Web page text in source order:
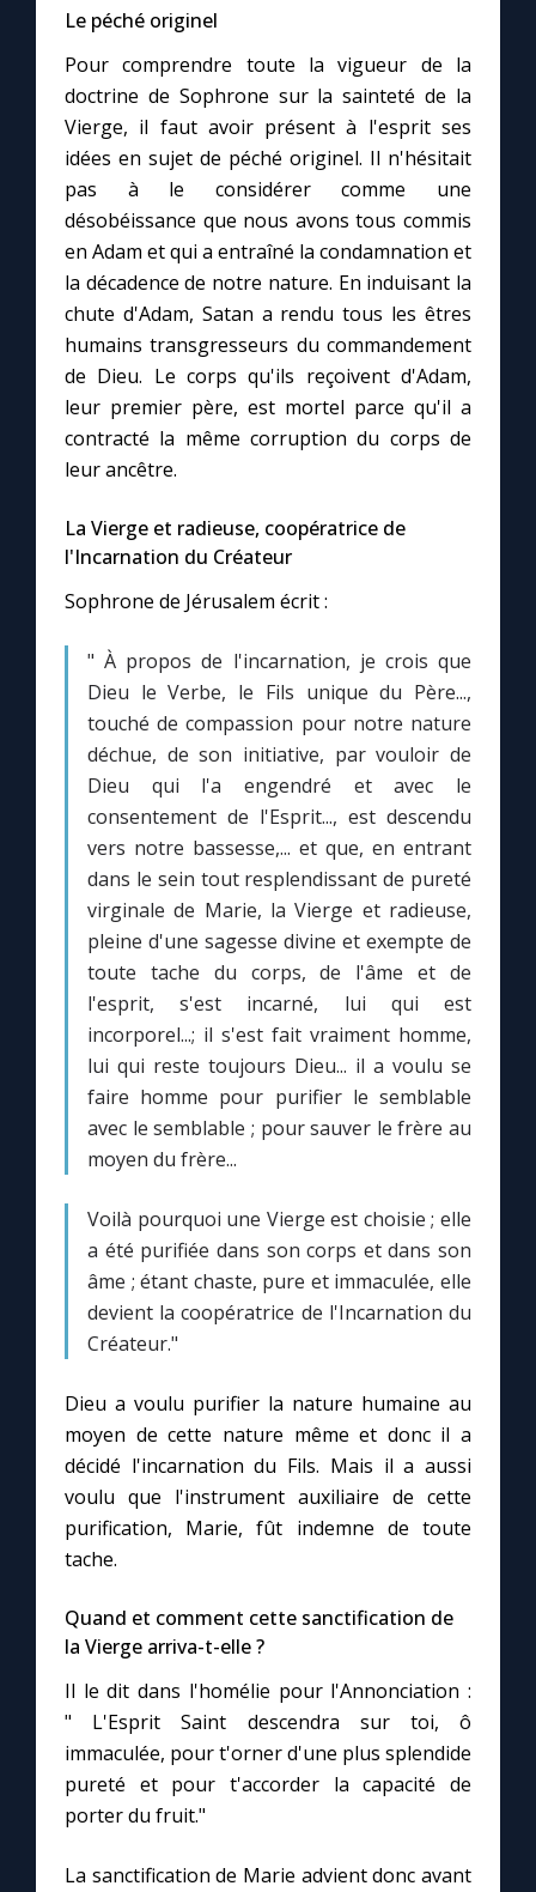
Me consacrer à Jésus par Marie
Mes intentions de prière
Une Minute avec Marie
Une neuvaine
À la une
1000 Raisons de Croire
Chapelet pour le monde
Faire un don
Marie de Nazareth
Le péché originel
Pour comprendre toute la vigueur de la
doctrine de Sophrone sur la sainteté de la
Vierge, il faut avoir présent à l'esprit ses
idées en sujet de péché originel. Il n'hésitait
pas à le considérer comme une
désobéissance que nous avons tous commis
en Adam et qui a entraîné la condamnation et
la décadence de notre nature. En induisant la
chute d'Adam, Satan a rendu tous les êtres
humains transgresseurs du commandement
de Dieu. Le corps qu'ils reçoivent d'Adam,
leur premier père, est mortel parce qu'il a
contracté la même corruption du corps de
leur ancêtre.
La Vierge et radieuse, coopératrice de
l'Incarnation du Créateur
Sophrone de Jérusalem écrit :
" À propos de l'incarnation, je crois que
Dieu le Verbe, le Fils unique du Père...,
touché de compassion pour notre nature
déchue, de son initiative, par vouloir de
Dieu qui l'a engendré et avec le
consentement de l'Esprit..., est descendu
vers notre bassesse,... et que, en entrant
dans le sein tout resplendissant de pureté
virginale de Marie, la Vierge et radieuse,
pleine d'une sagesse divine et exempte de
toute tache du corps, de l'âme et de
l'esprit, s'est incarné, lui qui est
incorporel...; il s'est fait vraiment homme,
lui qui reste toujours Dieu... il a voulu se
faire homme pour purifier le semblable
avec le semblable ; pour sauver le frère au
moyen du frère...
Voilà pourquoi une Vierge est choisie ; elle
a été purifiée dans son corps et dans son
âme ; étant chaste, pure et immaculée, elle
devient la coopératrice de l'Incarnation du
Créateur."
Dieu a voulu purifier la nature humaine au
moyen de cette nature même et donc il a
décidé l'incarnation du Fils. Mais il a aussi
voulu que l'instrument auxiliaire de cette
purification, Marie, fût indemne de toute
tache.
Quand et comment cette sanctification de
la Vierge arriva-t-elle ?
Il le dit dans l'homélie pour l'Annonciation :
" L'Esprit Saint descendra sur toi, ô
immaculée, pour t'orner d'une plus splendide
pureté et pour t'accorder la capacité de
porter du fruit."
La sanctification de Marie advient donc avant